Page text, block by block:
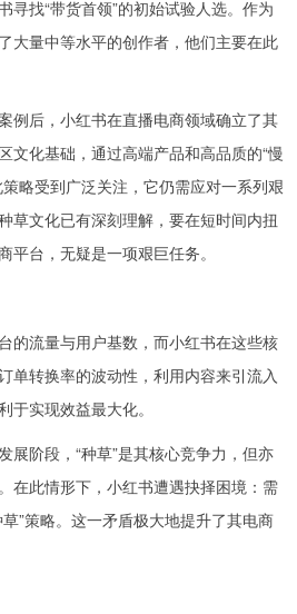
寻找“带货首领”的初始试验人选。作为
大量中等水平的创作者，他们主要在此
例后，小红书在直播电商领域确立了其
化基础，通过高端产品和高品质的“慢
略受到广泛关注，它仍需应对一系列艰
草文化已有深刻理解，要在短时间内扭
平台，无疑是一项艰巨任务。
的流量与用户基数，而小红书在这些核
单转换率的波动性，利用内容来引流入
于实现效益最大化。
展阶段，“种草”是其核心竞争力，但亦
在此情形下，小红书遭遇抉择困境：需
”策略。这一矛盾极大地提升了其电商